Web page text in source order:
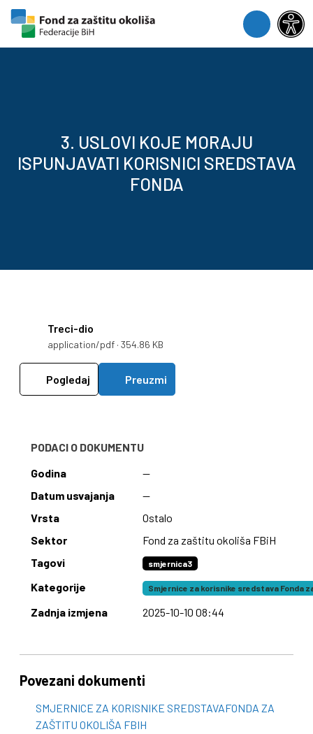
Skip to content
Skip to footer
Menu
3. USLOVI KOJE MORAJU
ISPUNJAVATI KORISNICI SREDSTAVA
FONDA
Treci-dio
application/pdf · 354.86 KB
Pogledaj Preuzmi
PODACI O DOKUMENTU
Godina
—
Datum usvajanja
—
Vrsta
Ostalo
Sektor
Fond za zaštitu okoliša FBiH
Tagovi
smjernica3
Kategorije Smjernice za korisnike sredstava Fonda
Zadnja izmjena 2025-10-10 08:44
Povezani dokumenti
SMJERNICE ZA KORISNIKE SREDSTAVAFONDA ZA
ZAŠTITU OKOLIŠA FBIH